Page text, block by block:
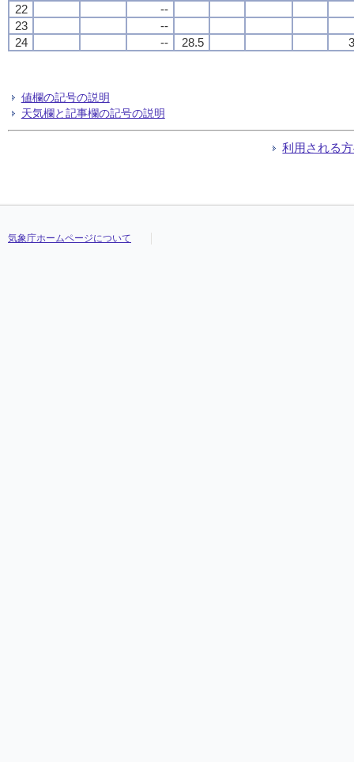
22
--
23
--
24
-- 28.5
値欄の記号の説明
天気欄と記事欄の記号の説明
利用される
気象庁ホームページについて